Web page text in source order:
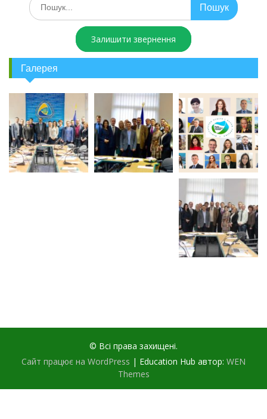
Залишити звернення
Галерея
© Всі права захищені.
Сайт працює на WordPress | Education Hub автор: WEN
Themes